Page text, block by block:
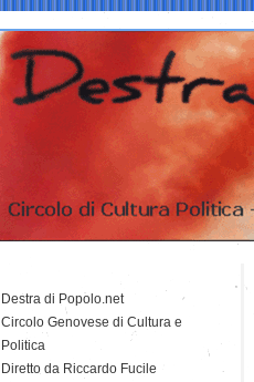
Destra di Popolo.net
Circolo Genovese di Cultura e
Politica
Diretto da Riccardo Fucile